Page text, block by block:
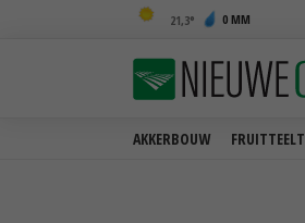
21,3 0 MM
AKKERBOUW FRUITTEELT